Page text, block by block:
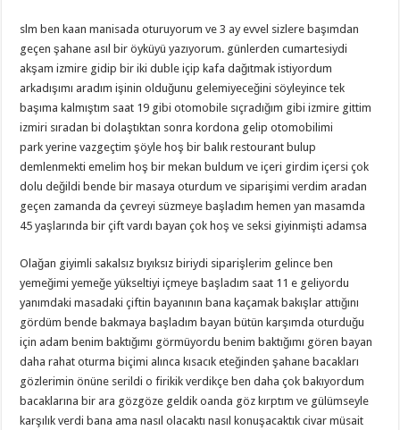
slm ben kaan manisada oturuyorum ve 3 ay evvel sizlere başımdan
geçen şahane asıl bir öyküyü yazıyorum. günlerden cumartesiydi
akşam izmire gidip bir iki duble içip kafa dağıtmak istiyordum
arkadışımı aradım işinin olduğunu gelemiyeceğini söyleyince tek
başıma kalmıştım saat 19 gibi otomobile sıçradığım gibi izmire gittim
izmiri sıradan bi dolaştıktan sonra kordona gelip otomobilimi
park yerine vazgeçtim şöyle hoş bir balık restourant bulup
demlenmekti emelim hoş bir mekan buldum ve içeri girdim içersi çok
dolu değildi bende bir masaya oturdum ve siparişimi verdim aradan
geçen zamanda da çevreyi süzmeye başladım hemen yan masamda
45 yaşlarında bir çift vardı bayan çok hoş ve seksi giyinmişti adamsa
Olağan giyimli sakalsız bıyıksız biriydi siparişlerim gelince ben
yemeğimi yemeğe yükseltiyi içmeye başladım saat 11 e geliyordu
yanımdaki masadaki çiftin bayanının bana kaçamak bakışlar attığını
gördüm bende bakmaya başladım bayan bütün karşımda oturduğu
için adam benim baktığımı görmüyordu benim baktığımı gören bayan
daha rahat oturma biçimi alınca kısacık eteğinden şahane bacakları
gözlerimin önüne serildi o firikik verdikçe ben daha çok bakıyordum
bacaklarına bir ara gözgöze geldik oanda göz kırptım ve gülümseyle
karşılık verdi bana ama nasıl olacaktı nasıl konuşacaktık civar müsait